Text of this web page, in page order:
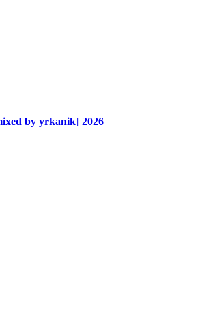
by yrkanik] 2026